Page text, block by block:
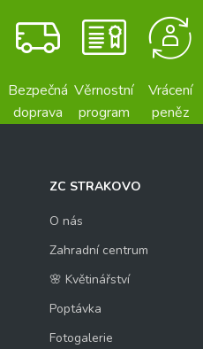
Bezpečná
doprava
Věrnostní
program
Vrácení
peněz
ZC STRAKOVO
O nás
Zahradní centrum
🌸 Květinářství
Poptávka
Fotogalerie